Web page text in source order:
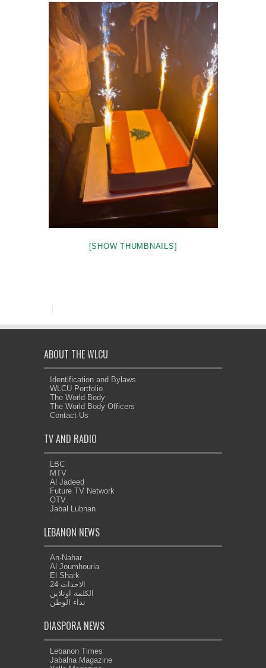
[SHOW THUMBNAILS]
ABOUT THE WLCU
Identification and Bylaws
WLCU Portfolio
The World Body
The World Body Officers
Contact Us
TV AND RADIO
LBC
MTV
Al Jadeed
Future TV Network
OTV
Jabal Lubnan
LEBANON NEWS
An-Nahar
Al Joumhouria
El Shark
الاحداث 24
الكلمة اونلاين
نداء الوطن
DIASPORA NEWS
Lebanon Times
Jabalna Magazine